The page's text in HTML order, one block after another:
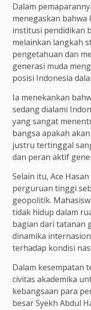
Dalam
menegaskan bahwa
institusi pendidikan
melainkan langkah
pengetahuan dan
generasi muda
posisi Indonesia
Ia menekankan
sedang dialami
yang sangat
bangsa apakah
justru tertinggal
dan peran aktif
Selain itu, Ace
perguruan tinggi
geopolitik.
tidak hidup dalam
bagian dari tatanan
dinamika
terhadap kondisi
Dalam kesempatan
civitas akademika
kebangsaan para
besar Syekh Abdul